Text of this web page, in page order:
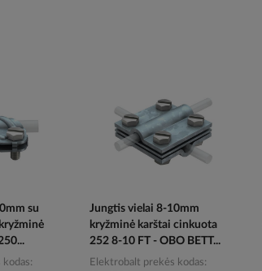
su
Jungtis vielai 8-10mm
kryžminė karštai cinkuota
252 8-10 FT - OBO BETT...
Elektrobalt prekės kodas